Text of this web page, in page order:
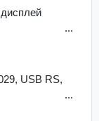
USB RS,